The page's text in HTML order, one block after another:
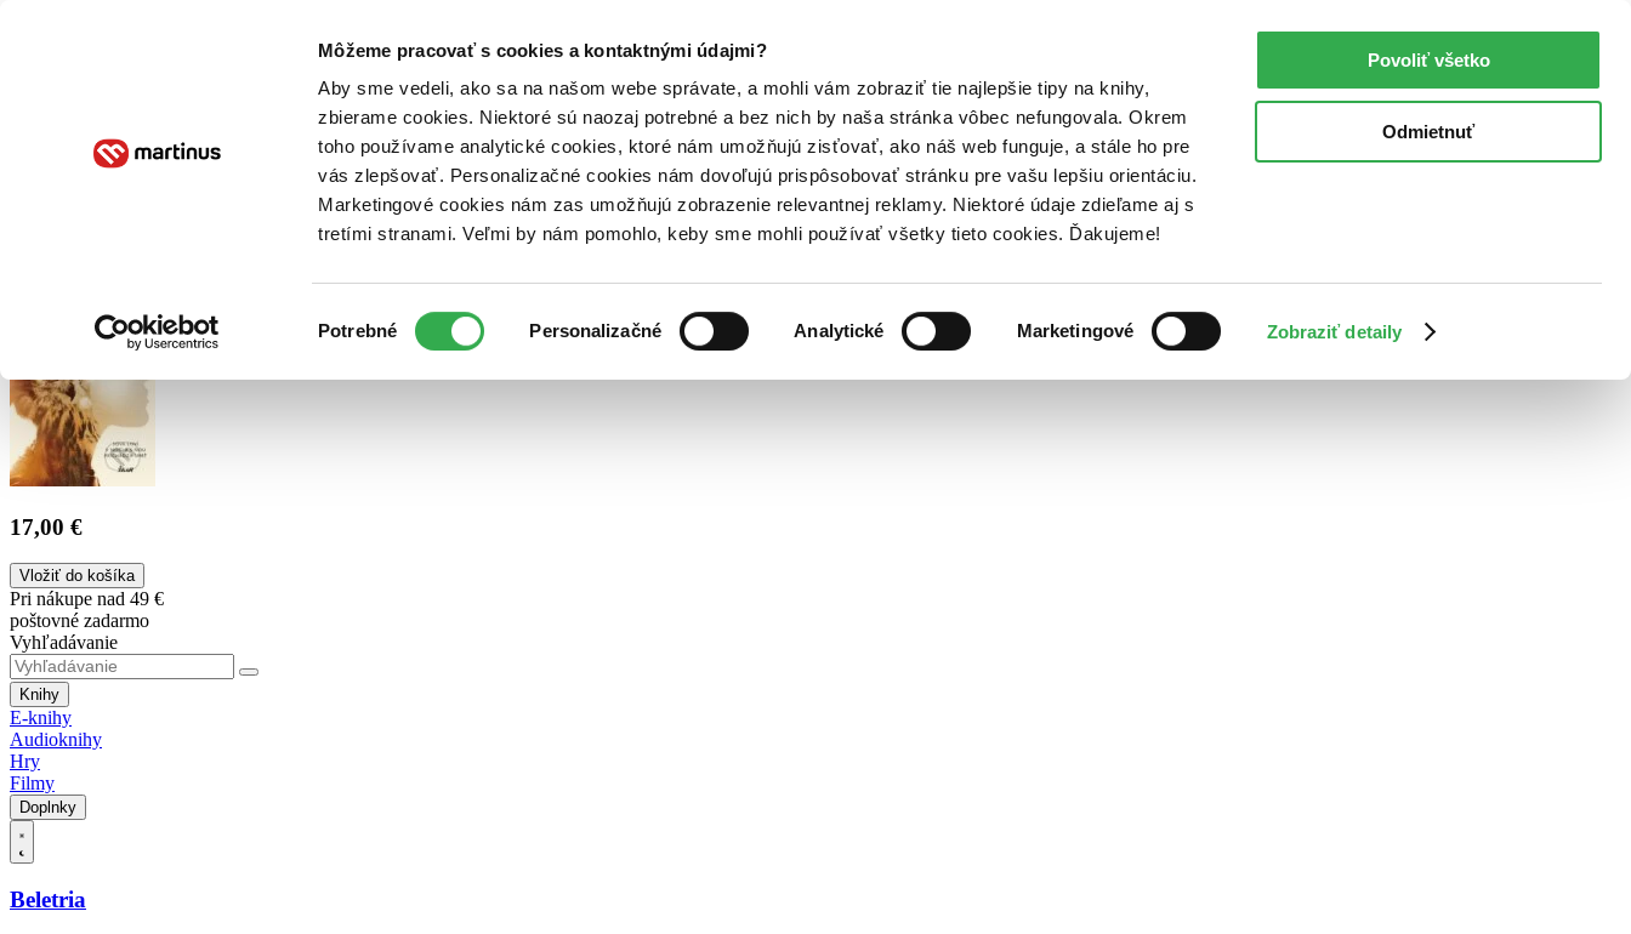
Môžeme pracovať s cookies a kontaktnými údajmi?
Aby sme vedeli, ako sa na našom webe správate, a mohli vám zobraziť tie najlepšie tipy na knihy,
zbierame cookies. Niektoré sú naozaj potrebné a bez nich by naša stránka vôbec nefungovala. Okrem
toho používame analytické cookies, ktoré nám umožňujú zisťovať, ako náš web funguje, a stále ho pre
vás zlepšovať. Personalizačné cookies nám dovoľujú prispôsobovať stránku pre vašu lepšiu orientáciu.
Marketingové cookies nám zas umožňujú zobrazenie relevantnej reklamy. Niektoré údaje zdieľame aj s
tretími stranami. Veľmi by nám pomohlo, keby sme mohli používať všetky tieto cookies. Ďakujeme!
súhlasu
Potrebné Personalizačné Analytické Marketingové Zobraziť detaily
Povoliť všetko
Odmietnuť
Poukážky Kontakt
17,00 €
Vložiť do košíka
Pri nákupe nad 49 €
poštovné zadarmo
Vyhľadávanie
Knihy
E-knihy
Audioknihy
Hry
Filmy
Doplnky
Beletria